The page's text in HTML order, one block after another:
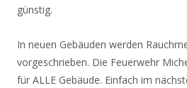
günstig.
In neuen Gebäuden werden
vorgeschrieben. Die Feuerwehr
für ALLE Gebäude. Einfach im